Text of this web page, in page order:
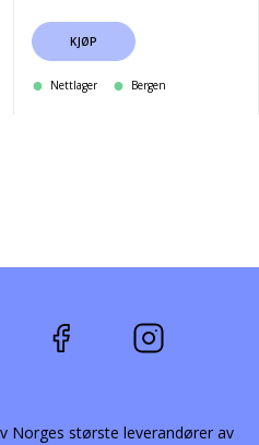
KJØP
Nettlager Bergen
Norges største leverandører av